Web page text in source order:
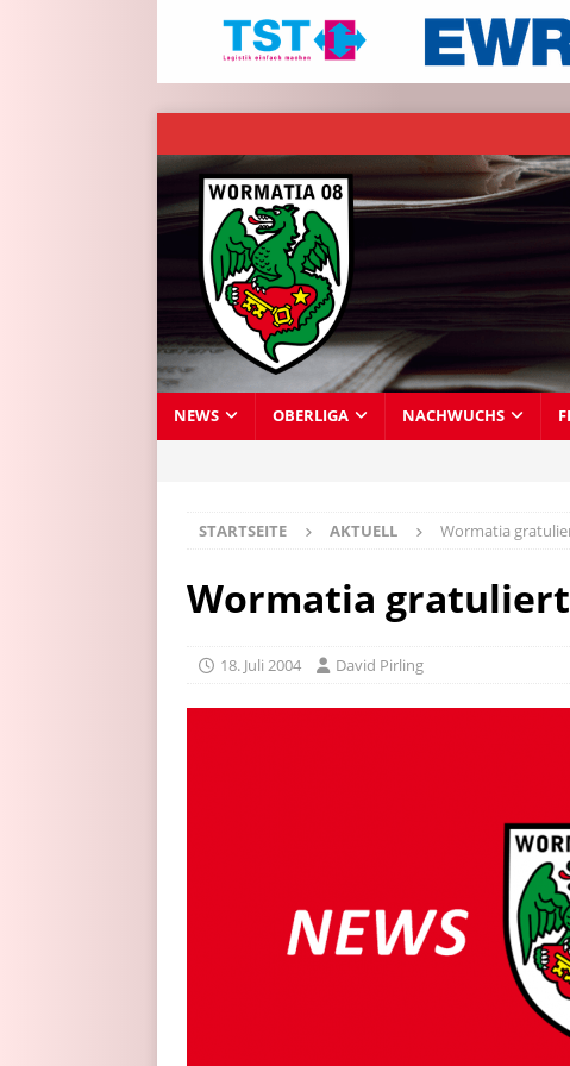
NEWS OBERLIGA NACHWUCHS
STARTSEITE AKTUELL Wormatia
Wormatia gratuliert
18. Juli 2004 David Pirling